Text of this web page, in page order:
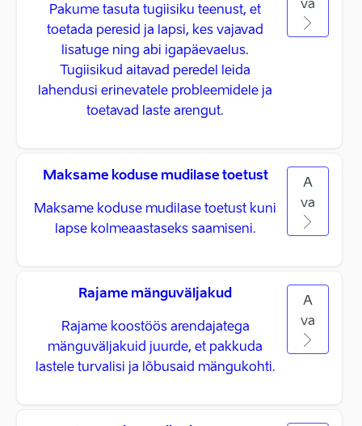
Pakume tasuta tugiisiku teenust, et
toetada peresid ja lapsi, kes vajavad
lisatuge ning abi igapäevaelus.
Tugiisikud aitavad peredel leida
lahendusi erinevatele probleemidele ja
toetavad laste arengut.
va
Maksame koduse mudilase toetust
Maksame koduse mudilase toetust kuni
lapse kolmeaastaseks saamiseni.
A
va
Rajame mänguväljakud
Rajame koostöös arendajatega
mänguväljakuid juurde, et pakkuda
lastele turvalisi ja lõbusaid mängukohti.
A
va